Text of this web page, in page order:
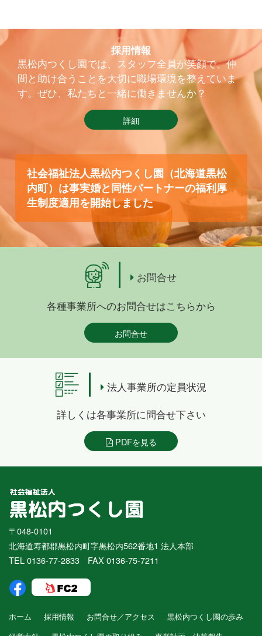
採用情報
黒松内つくし園では、スタッフ全員が笑顔で、仲
間と助け合うことを大切に職場環境を整えていま
す。ぜひ、私たちと一緒に働きませんか？
詳細
社会福祉法人黒松内つくし園（北海道黒松
内町）は事実婚と同性パートナーの福利厚
生制度適用を開始しました
お問合せ
各種事業所へのお問合せはこちらから
お問合せ
法人事業所の定員状況
詳しくは各事業所に問合せ下さい
PDFを見る
〒048-0101
北海道寿都郡黒松内町字黒松内562番地1 法人本部
TEL 0136-77-2833 FAX 0136-75-7211
ホーム 採用情報 お問合せ／アクセス
黒松内つくし園の歩み